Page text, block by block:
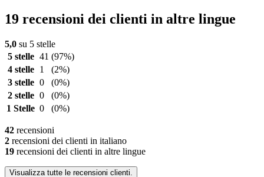
19 recensioni dei clienti in altre lingue
5,0 su 5 stelle
5 stelle 41 (97%)
4 stelle
1
(2%)
3 stelle 0
(0%)
2 stelle 0
(0%)
1 Stelle 0 (0%)
42 recensioni
2 recensioni dei clienti in italiano
19 recensioni dei clienti in altre lingue
Visualizza tutte le recensioni clienti.